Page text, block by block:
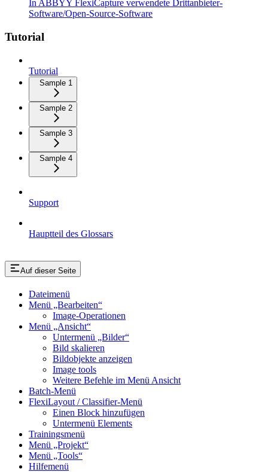
In ABBYY FlexiCapture verwendete Drittanbieter-
Software/Open-Source-Software
Tutorial
Tutorial
Sample 1
Sample 2
Sample 3
Sample 4
Support
Hauptteil des Glossars
Auf dieser Seite
Dateimenü
Menü „Bearbeiten“
Image-Operationen
Menü „Ansicht“
Untermenü „Bilder“
Bild skalieren
Bildobjekte anzeigen
Image tools
Weitere Befehle im Menü Ansicht
Batch-Menü
FlexiLayout / Classifier-Menü
Einen Block hinzufügen
Untermenü Elements
Trainingsmenü
Menü „Projekt“
Menü „Tools“
Hilfemenü